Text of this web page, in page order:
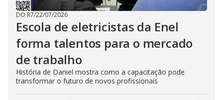
DO R7/22/07/2026
Escola de eletricistas da Enel
forma talentos para o mercado
de trabalho
História de Daniel mostra como a capacitação pode
transformar o futuro de novos profissionais